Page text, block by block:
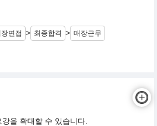
면접 > 최종합격 > 매장근무
강을 확대할 수 있습니다.